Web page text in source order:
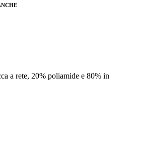
a rete, 20% poliamide e 80% in